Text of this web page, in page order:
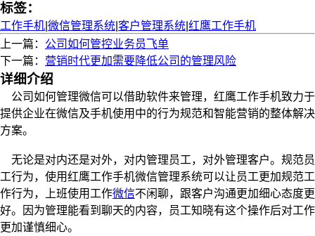
标签：
工作手机 微信管理系统 客户管理系统 红鹰工作手机
上一篇： 公司如何管控业务员飞单
下一篇： 营销时代更加需要降低公司的管理风险
详细介绍
公司如何管理微信可以借助软件来管理，红鹰工作手机致力于
提供企业在微信及手机使用中的行为规范和智能营销的整体解决
方案。
无论是对内还是对外，对内管理员工，对外管理客户。规范员
工行为，使用红鹰工作手机微信管理系统可以让员工更加规范工
作行为，上班使用工作微信不闲聊，跟客户沟通更加细心态度更
好。因为管理能看到聊天的内容，员工知晓有这个操作后对工作
更加谨慎细心。